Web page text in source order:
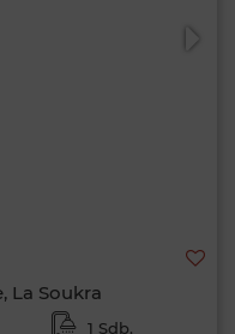
La Soukra
1 Sdb.